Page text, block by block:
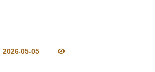
2026-05-05